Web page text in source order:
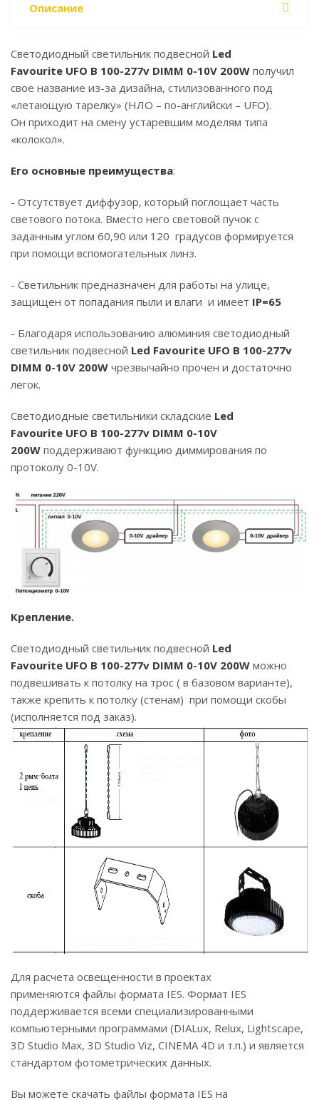
Описание
Светодиодный светильник подвесной Led
Favourite UFO B 100-277v DIMM 0-10V 200W получил
свое название из-за дизайна, стилизованного под
«летающую тарелку» (НЛО – по-английски – UFO).
Он приходит на смену устаревшим моделям типа
«колокол».
Его основные преимущества:
- Отсутствует диффузор, который поглощает часть
светового потока. Вместо него световой пучок с
заданным углом 60,90 или 120 градусов формируется
при помощи вспомогательных линз.
- Светильник предназначен для работы на улице,
защищен от попадания пыли и влаги и имеет IP=65
- Благодаря использованию алюминия светодиодный
светильник подвесной Led Favourite UFO B 100-277v
DIMM 0-10V 200W чрезвычайно прочен и достаточно
легок.
Светодиодные светильники складские Led
Favourite UFO B 100-277v DIMM 0-10V
200W поддерживают функцию диммирования по
протоколу 0-10V.
Крепление.
Светодиодный светильник подвесной Led
Favourite UFO B 100-277v DIMM 0-10V 200W можно
подвешивать к потолку на трос ( в базовом варианте),
также крепить к потолку (стенам) при помощи скобы
(исполняется под заказ).
Для расчета освещенности в проектах
применяются файлы формата IES. Формат IES
поддерживается всеми специализированными
компьютерными программами (DIALux, Relux, Lightscape,
3D Studio Max, 3D Studio Viz, CINEMA 4D и т.п.) и является
стандартом фотометрических данных.
Вы можете скачать файлы формата IES на